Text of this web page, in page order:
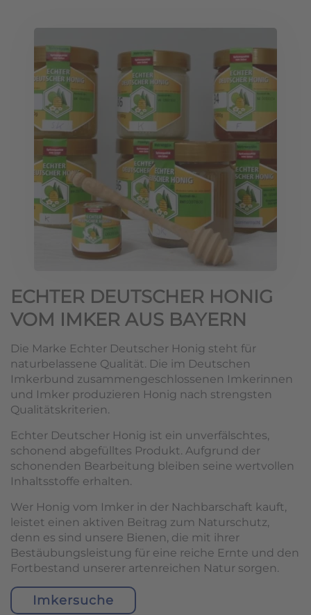
ECHTER DEUTSCHER HONIG
VOM IMKER AUS BAYERN
Die Marke Echter Deutscher Honig steht für
naturbelassene Qualität. Die im Deutschen
Imkerbund zusammengeschlossenen Imkerinnen
und Imker produzieren Honig nach strengsten
Qualitätskriterien.
Echter Deutscher Honig ist ein unverfälschtes,
schonend abgefülltes Produkt. Aufgrund der
schonenden Bearbeitung bleiben seine wertvollen
Inhaltsstoffe erhalten.
Wer Honig vom Imker in der Nachbarschaft kauft,
leistet einen aktiven Beitrag zum Naturschutz,
denn es sind unsere Bienen, die mit ihrer
Bestäubungsleistung für eine reiche Ernte und den
Fortbestand unserer artenreichen Natur sorgen.
Imkersuche